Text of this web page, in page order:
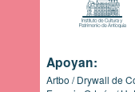
Apoyan:
Artbo
Drywall de